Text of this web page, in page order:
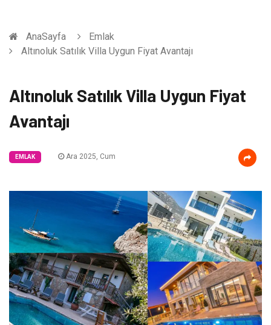
AnaSayfa
Emlak
Altınoluk Satılık Villa Uygun Fiyat Avantajı
Altınoluk Satılık Villa Uygun Fiyat
Avantajı
EMLAK Ara 2025, Cum